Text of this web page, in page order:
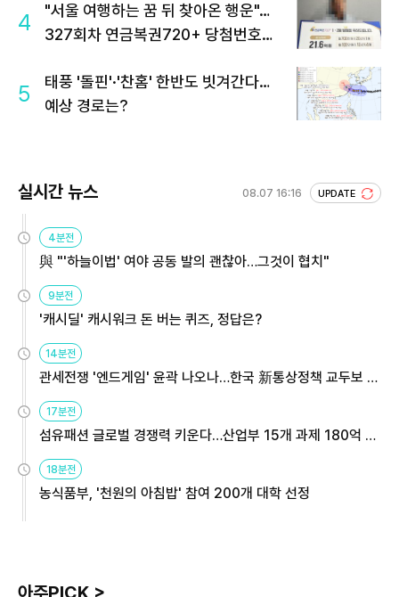
4
"서울 여행하는 꿈 뒤 찾아온 행운"…
327회차 연금복권720+ 당첨번호조
5
태풍 '돌핀'·'찬홈' 한반도 빗겨간다…
예상 경로는?
실시간 뉴스 08.07 16:16 UPDATE
4분전
與 "'하늘이법' 여야 공동 발의 괜찮아…그것이 협치"
9분전
'캐시딜' 캐시워크 돈 버는 퀴즈, 정답은?
14분전
관세전쟁 '엔드게임' 윤곽 나오나…한국 新통상정책 교두보 활
용해야
17분전
섬유패션 글로벌 경쟁력 키운다…산업부 15개 과제 180억 지
원
18분전
농식품부, '천원의 아침밥' 참여 200개 대학 선정
아주PICK >